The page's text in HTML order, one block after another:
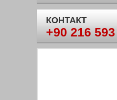
КОНТАКТ
+90 216